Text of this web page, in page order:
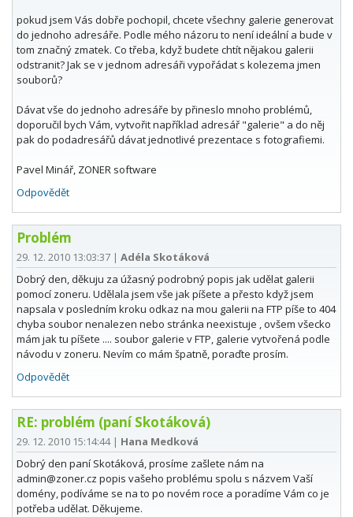
pokud jsem Vás dobře pochopil, chcete všechny galerie generovat
do jednoho adresáře. Podle mého názoru to není ideální a bude v
tom značný zmatek. Co třeba, když budete chtít nějakou galerii
odstranit? Jak se v jednom adresáři vypořádat s kolezema jmen
souborů?
Dávat vše do jednoho adresáře by přineslo mnoho problémů,
doporučil bych Vám, vytvořit například adresář "galerie" a do něj
pak do podadresářů dávat jednotlivé prezentace s fotografiemi.
Pavel Minář, ZONER software
Odpovědět
Problém
29. 12. 2010 13:03:37 | Adéla Skotáková
Dobrý den, děkuju za úžasný podrobný popis jak udělat galerii
pomocí zoneru. Udělala jsem vše jak píšete a přesto když jsem
napsala v posledním kroku odkaz na mou galerii na FTP píše to 404
chyba soubor nenalezen nebo stránka neexistuje , ovšem všecko
mám jak tu píšete .... soubor galerie v FTP, galerie vytvořená podle
návodu v zoneru. Nevím co mám špatně, poraďte prosím.
Odpovědět
RE: problém (paní Skotáková)
29. 12. 2010 15:14:44 | Hana Medková
Dobrý den paní Skotáková, prosíme zašlete nám na
admin@zoner.cz popis vašeho problému spolu s názvem Vaší
domény, podíváme se na to po novém roce a poradíme Vám co je
potřeba udělat. Děkujeme.